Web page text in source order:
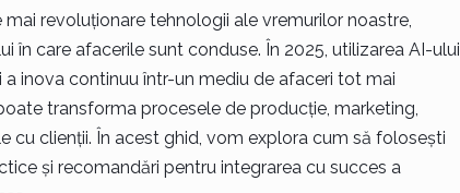
revoluționare tehnologii ale vremurilor noastre,
în care afacerile sunt conduse. În 2025, utilizarea AI-ului
inova continuu într-un mediu de afaceri tot mai
transforma procesele de producție, marketing,
cu clienții. În acest ghid, vom explora cum să folosești
și recomandări pentru integrarea cu succes a